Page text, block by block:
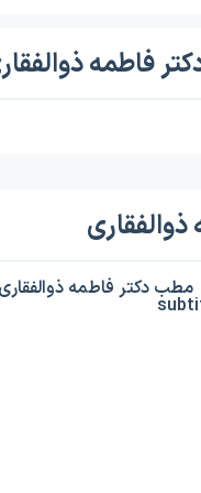
فاطمه
مطب دکتر فاطمه